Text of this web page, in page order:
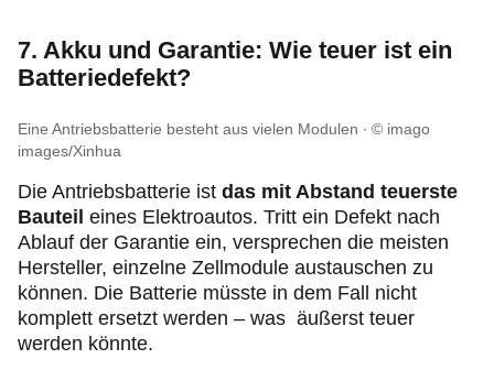
7. Akku und Garantie: Wie teuer ist ein
Batteriedefekt?
Eine Antriebsbatterie besteht aus vielen Modulen
© imago
images/Xinhua
Die Antriebsbatterie ist das mit Abstand teuerste
Bauteil eines Elektroautos. Tritt ein Defekt nach
Ablauf der Garantie ein, versprechen die meisten
Hersteller, einzelne Zellmodule austauschen zu
können. Die Batterie müsste in dem Fall nicht
komplett ersetzt werden – was äußerst teuer
werden könnte.